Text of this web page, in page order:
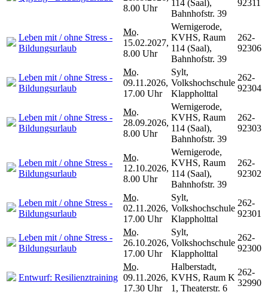
8.00 Uhr
114 (Saal),
Bahnhofstr. 39
92311
Leben mit / ohne Stress -
Bildungsurlaub
Mo.
15.02.2027,
8.00 Uhr
Wernigerode,
KVHS, Raum
114 (Saal),
Bahnhofstr. 39
262-
92306
Leben mit / ohne Stress -
Bildungsurlaub
Mo.
09.11.2026,
17.00 Uhr
Sylt,
Volkshochschule
Klappholttal
262-
92304
Leben mit / ohne Stress -
Bildungsurlaub
Mo.
28.09.2026,
8.00 Uhr
Wernigerode,
KVHS, Raum
114 (Saal),
Bahnhofstr. 39
262-
92303
Leben mit / ohne Stress -
Bildungsurlaub
Mo.
12.10.2026,
8.00 Uhr
Wernigerode,
KVHS, Raum
114 (Saal),
Bahnhofstr. 39
262-
92302
Leben mit / ohne Stress -
Bildungsurlaub
Mo.
02.11.2026,
17.00 Uhr
Sylt,
Volkshochschule
Klappholttal
262-
92301
Leben mit / ohne Stress -
Bildungsurlaub
Mo.
26.10.2026,
17.00 Uhr
Sylt,
Volkshochschule
Klappholttal
262-
92300
Entwurf: Resilienztraining
Mo.
09.11.2026,
17.30 Uhr
Halberstadt,
KVHS, Raum K
1, Theaterstr. 6
262-
32990